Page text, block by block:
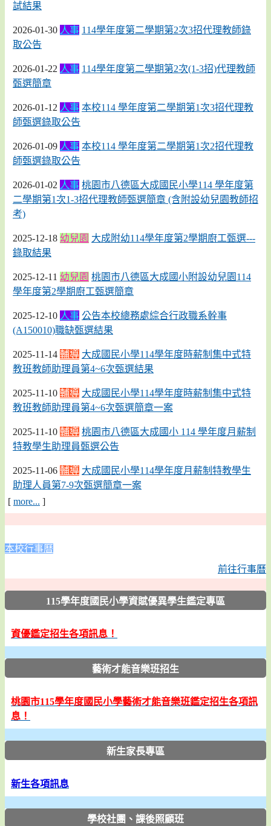
試結果
2026-01-30 人事 114學年度第二學期第2次3招代理教師錄
取公告
2026-01-22 人事 114學年度第二學期第2次(1-3招)代理教師
甄選簡章
2026-01-12 人事 本校114 學年度第二學期第1次3招代理教
師甄選錄取公告
2026-01-09 人事 本校114 學年度第二學期第1次2招代理教
師甄選錄取公告
2026-01-02 人事 桃園市八德區大成國民小學114 學年度第
二學期第1次1-3招代理教師甄選簡章 (含附設幼兒園教師招
考)
2025-12-18 幼兒園 大成附幼114學年度第2學期廚工甄選---
錄取結果
2025-12-11 幼兒園 桃園市八德區大成國小附設幼兒園114
學年度第2學期廚工甄選簡章
2025-12-10 人事 公告本校總務處綜合行政職系幹事
(A150010)職缺甄選結果
2025-11-14 輔導 大成國民小學114學年度時薪制集中式特
教班教師助理員第4~6次甄選結果
2025-11-10 輔導 大成國民小學114學年度時薪制集中式特
教班教師助理員第4~6次甄選簡章一案
2025-11-10 輔導 桃園市八德區大成國小 114 學年度月薪制
特教學生助理員甄選公告
2025-11-06 輔導 大成國民小學114學年度月薪制特教學生
助理人員第7-9次甄選簡章一案
[ more... ]
本校行事曆
前往行事曆
:::
115學年度國民小學資賦優異學生鑑定專區
資優鑑定招生各項訊息！
藝術才能音樂班招生
桃園市115學年度國民小學藝術才能音樂班鑑定招生各項訊
息！
新生家長專區
新生各項訊息
學校社團、課後照顧班